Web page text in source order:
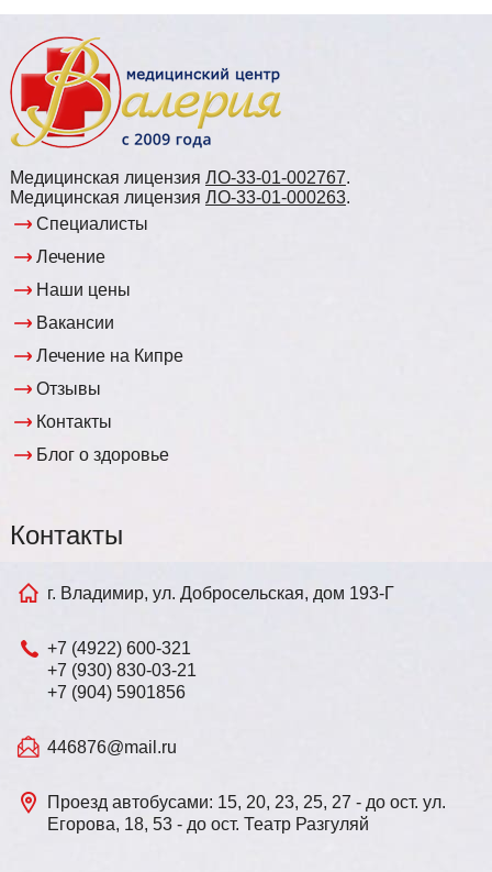
Медицинская лицензия ЛО-33-01-002767.
Медицинская лицензия ЛО-33-01-000263.
Специалисты
Лечение
Наши цены
Вакансии
Лечение на Кипре
Отзывы
Контакты
Блог о здоровье
Контакты
г. Владимир, ул. Добросельская, дом 193-Г
+7 (4922) 600-321
+7 (930) 830-03-21
+7 (904) 5901856
446876@mail.ru
Проезд автобусами: 15, 20, 23, 25, 27 - до ост. ул.
Егорова, 18, 53 - до ост. Театр Разгуляй